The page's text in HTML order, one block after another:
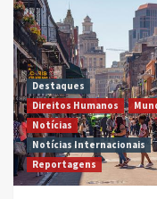
Destaques
Direitos Humanos
Notícias
Notícias Internacionais
Reportagens